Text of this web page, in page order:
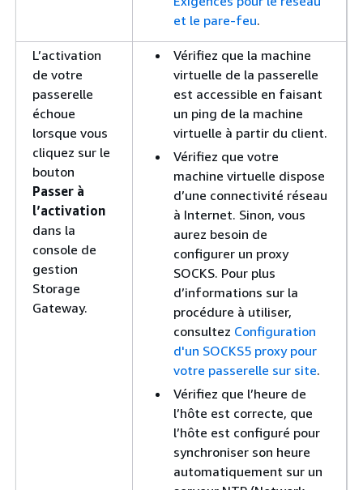
et le pare-feu.
L’activation
de votre
passerelle
échoue
lorsque vous
cliquez sur le
bouton
Passer à
l’activation
dans la
console de
gestion
Storage
Gateway.
Vérifiez que la machine
virtuelle de la passerelle
est accessible en faisant
un ping de la machine
virtuelle à partir du client.
Vérifiez que votre
machine virtuelle dispose
d’une connectivité réseau
à Internet. Sinon, vous
aurez besoin de
configurer un proxy
SOCKS. Pour plus
d’informations sur la
procédure à utiliser,
consultez Configuration
d'un SOCKS5 proxy pour
votre passerelle sur site.
Vérifiez que l’heure de
l’hôte est correcte, que
l’hôte est configuré pour
synchroniser son heure
automatiquement sur un